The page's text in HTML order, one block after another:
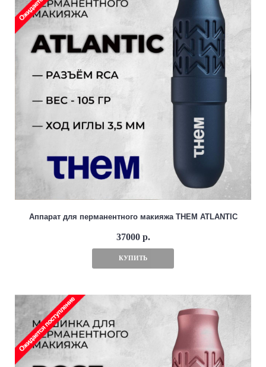
Аппарат для перманентного макияжа THEM ATLANTIC
37000 р.
КУПИТЬ